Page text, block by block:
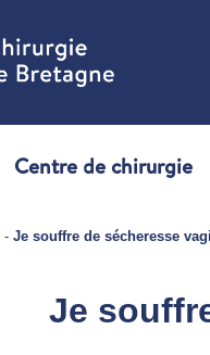
Centre de chirurgie
- Je souffre de sécheresse
Je